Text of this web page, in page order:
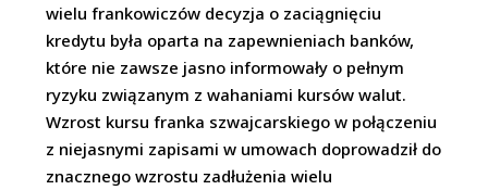
wielu frankowiczów decyzja o zaciągnięciu
kredytu była oparta na zapewnieniach banków,
które nie zawsze jasno informowały o pełnym
ryzyku związanym z wahaniami kursów walut.
Wzrost kursu franka szwajcarskiego w połączeniu
z niejasnymi zapisami w umowach doprowadził do
znacznego wzrostu zadłużenia wielu